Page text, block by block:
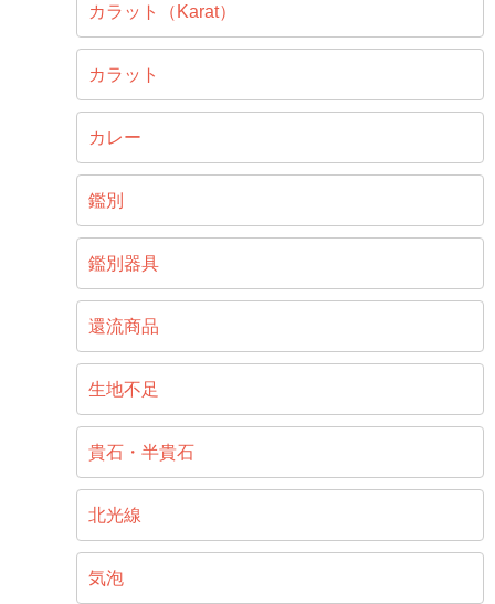
カラット（Karat）
カラット
カレー
鑑別
鑑別器具
還流商品
生地不足
貴石・半貴石
北光線
気泡